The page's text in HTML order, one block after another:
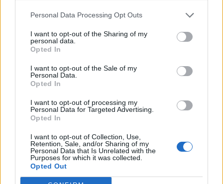
Personal Data Processing Opt Outs
I want to opt-out of the Sharing of my
personal data.
Opted In
I want to opt-out of the Sale of my
Personal Data.
Opted In
I want to opt-out of processing my
Personal Data for Targeted Advertising.
Opted In
I want to opt-out of Collection, Use,
Retention, Sale, and/or Sharing of my
Personal Data that Is Unrelated with the
Purposes for which it was collected.
Opted Out